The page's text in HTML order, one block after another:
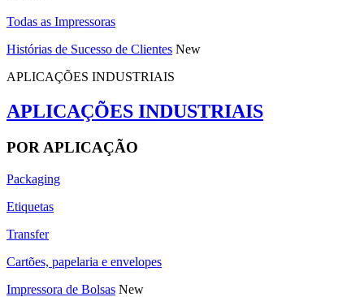
Todas as Impressoras
Histórias de Sucesso de Clientes New
APLICAÇÕES INDUSTRIAIS
APLICAÇÕES INDUSTRIAIS
POR APLICAÇÃO
Packaging
Etiquetas
Transfer
Cartões, papelaria e envelopes
Impressora de Bolsas New